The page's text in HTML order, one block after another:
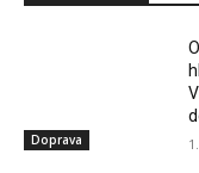
Doprava